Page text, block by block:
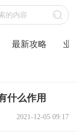
最新攻略 业
什么作用
2021-12-05 09:17